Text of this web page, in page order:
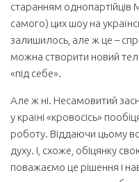
старанням
самого) цих шоу на
залишилось, але ж це –
можна створити новий
«під себе».
Але ж ні. Несамовитий
у країні «кровосісь»
роботу. Віддаючи цьому
духу. І, схоже, обіцянку
поважаємо це рішення і